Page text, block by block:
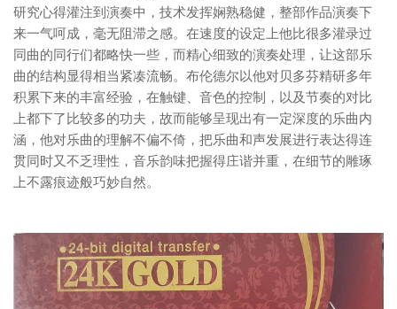
研究心得灌注到演奏中，技术发挥娴熟稳健，整部作品演奏下
来一气呵成，毫无阻滞之感。在速度的设定上他比很多灌录过
同曲的同行们都略快一些，而精心细致的演奏处理，让这部乐
曲的结构显得相当紧凑流畅。布伦德尔以他对贝多芬精研多年
积累下来的丰富经验，在触键、音色的控制，以及节奏的对比
上都下了比较多的功夫，故而能够呈现出有一定深度的乐曲内
涵，他对乐曲的理解不偏不倚，把乐曲和声发展进行表达得连
贯同时又不乏理性，音乐韵味把握得庄谐并重，在细节的雕琢
上不露痕迹般巧妙自然。